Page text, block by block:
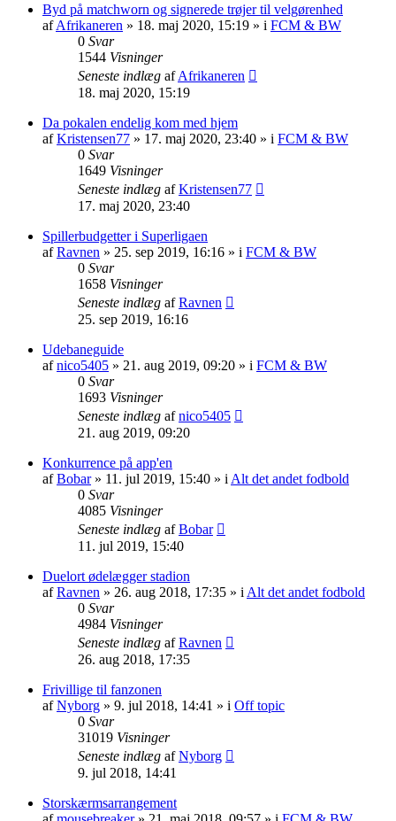
Byd på matchworn og signerede trøjer til velgørenhed
afAfrikaneren » 18. maj 2020, 15:19 » i FCM & BW
0 Svar
1544 Visninger
Seneste indlæg afAfrikaneren
18. maj 2020, 15:19
Da pokalen endelig kom med hjem
afKristensen77 » 17. maj 2020, 23:40 » i FCM & BW
0 Svar
1649 Visninger
Seneste indlæg afKristensen77
17. maj 2020, 23:40
Spillerbudgetter i Superligaen
afRavnen » 25. sep 2019, 16:16 » i FCM & BW
0 Svar
1658 Visninger
Seneste indlæg afRavnen
25. sep 2019, 16:16
Udebaneguide
afnico5405 » 21. aug 2019, 09:20 » i FCM & BW
0 Svar
1693 Visninger
Seneste indlæg afnico5405
21. aug 2019, 09:20
Konkurrence på app'en
afBobar» 11. jul 2019, 15:40 » i Alt det andet fodbold
0 Svar
4085 Visninger
Seneste indlæg afBobar
11. jul 2019, 15:40
Duelort ødelægger stadion
afRavnen » 26. aug 2018, 17:35 » i Alt det andet fodbold
0 Svar
4984 Visninger
Seneste indlæg afRavnen
26. aug 2018, 17:35
Frivillige til fanzonen
afNyborg » 9. jul 2018, 14:41 » i Off topic
0 Svar
31019 Visninger
Seneste indlæg afNyborg
9. jul 2018, 14:41
Storskærmsarrangement